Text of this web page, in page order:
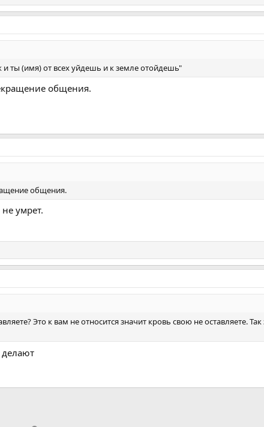
ты (имя) от всех уйдешь и к земле отойдешь"
общения.
общения.
умрет.
Это к вам не относится значит кровь свою не оставляете.
делают